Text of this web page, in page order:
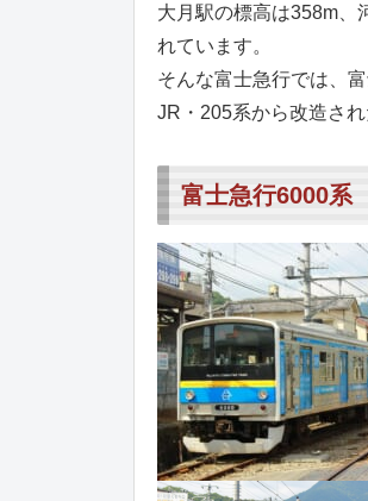
大月駅の標高は358m、
れています。
そんな富士急行では、
JR・205系から改造さ
富士急行6000系